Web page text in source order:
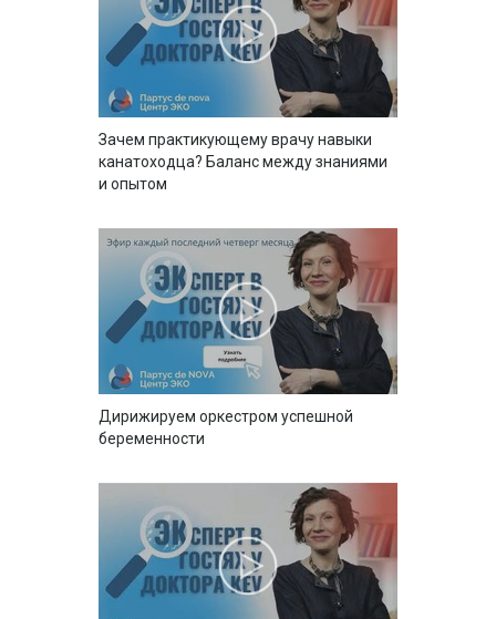
Зачем практикующему врачу навыки
канатоходца? Баланс между знаниями
и опытом
Дирижируем оркестром успешной
беременности